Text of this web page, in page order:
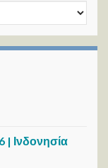
| Ινδονησία